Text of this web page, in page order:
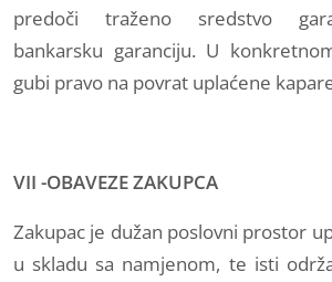
predoči traženo sredstvo
bankarsku garanciju. U
gubi pravo na povrat uplaćene
VII -OBAVEZE ZAKUPCA
Zakupac je dužan poslovni prostor
u skladu sa namjenom, te isti